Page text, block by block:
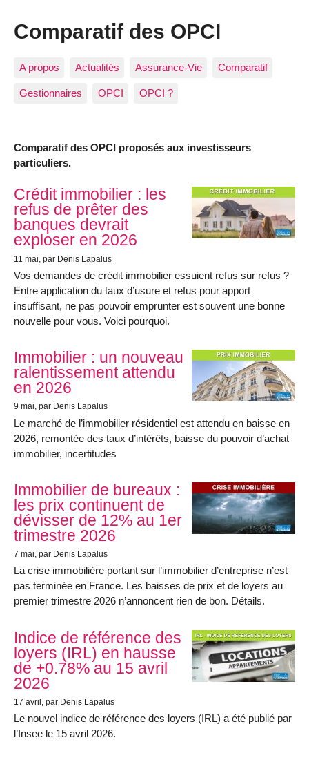
Comparatif des OPCI
A propos Actualités Assurance-Vie Comparatif
Gestionnaires OPCI OPCI ?
Comparatif des OPCI proposés aux investisseurs
particuliers.
Articles les plus récents
Crédit immobilier : les
refus de prêter des
banques devrait
exploser en 2026
11 mai , par Denis Lapalus
Vos demandes de crédit immobilier essuient refus sur refus ?
Entre application du taux d’usure et refus pour apport
insuffisant, ne pas pouvoir emprunter est souvent une bonne
nouvelle pour vous. Voici pourquoi.
Immobilier : un nouveau
ralentissement attendu
en 2026
9 mai, par Denis Lapalus
Le marché de l’immobilier résidentiel est attendu en baisse en
2026, remontée des taux d’intérêts, baisse du pouvoir d’achat
immobilier, incertitudes
Immobilier de bureaux :
les prix continuent de
dévisser de 12% au 1er
trimestre 2026
7 mai, par Denis Lapalus
La crise immobilière portant sur l’immobilier d’entreprise n’est
pas terminée en France. Les baisses de prix et de loyers au
premier trimestre 2026 n’annoncent rien de bon. Détails.
Indice de référence des
loyers (IRL) en hausse
de +0.78% au 15 avril
2026
17 avril , par Denis Lapalus
Le nouvel indice de référence des loyers (IRL) a été publié par
l’Insee le 15 avril 2026.